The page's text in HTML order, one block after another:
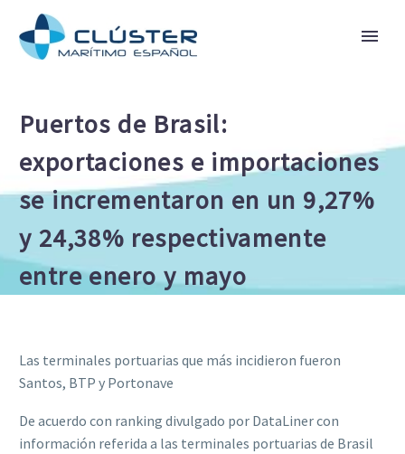
Puertos de Brasil:
exportaciones e importaciones
se incrementaron en un 9,27%
y 24,38% respectivamente
entre enero y mayo
Las terminales portuarias que más incidieron fueron
Santos, BTP y Portonave
De acuerdo con ranking divulgado por DataLiner con
información referida a las terminales portuarias de Brasil